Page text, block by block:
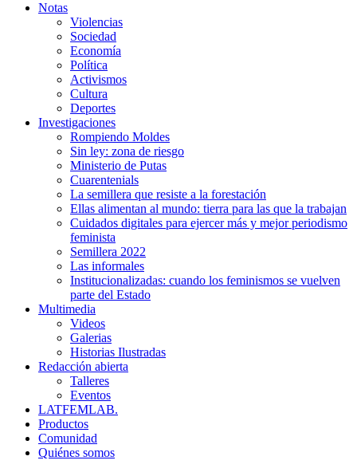
Notas
Violencias
Sociedad
Economía
Política
Activismos
Cultura
Deportes
Investigaciones
Rompiendo Moldes
Sin ley: zona de riesgo
Ministerio de Putas
Cuarentenials
La semillera que resiste a la forestación
Ellas alimentan al mundo: tierra para las que la trabajan
Cuidados digitales para ejercer más y mejor periodismo
feminista
Semillera 2022
Las informales
Institucionalizadas: cuando los feminismos se vuelven
parte del Estado
Multimedia
Videos
Galerias
Historias Ilustradas
Redacción abierta
Talleres
Eventos
LATFEMLAB.
Productos
Comunidad
Quiénes somos